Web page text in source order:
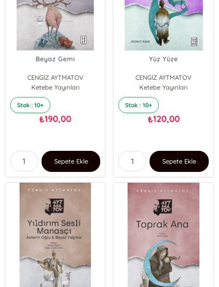
Beyaz Gemi
CENGİZ AYTMATOV
Ketebe Yayınları
Stok : 10+
₺190,00
Sepete Ekle
Yüz Yüze
CENGİZ AYTMATOV
Ketebe Yayınları
Stok : 10+
₺120,00
Sepete Ekle